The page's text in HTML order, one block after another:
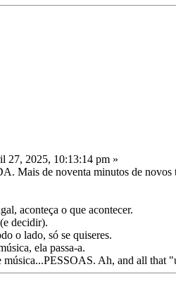
27, 2025, 10:13:14 pm »
Mais de noventa minutos de novos
aconteça o que acontecer.
decidir).
o lado, só se quiseres.
ela passa-a.
música...PESSOAS. Ah, and all that